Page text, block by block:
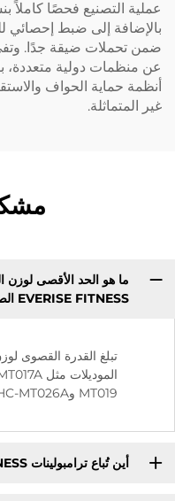
بالإضافة إلى ضبط إحصائي
ضمن تحملات ضيقة جدًا. وتفي
عن منظمات دولية متعددة،
أنظمة حماية الحواف
غير المتماثلة.
ما هو الحد الأقصى لوزن
EVERISE FITNESS الصغير؟
MT019 وHC-MT026A.
أين تُباع ترامبولينات EVERISE FITNESS؟